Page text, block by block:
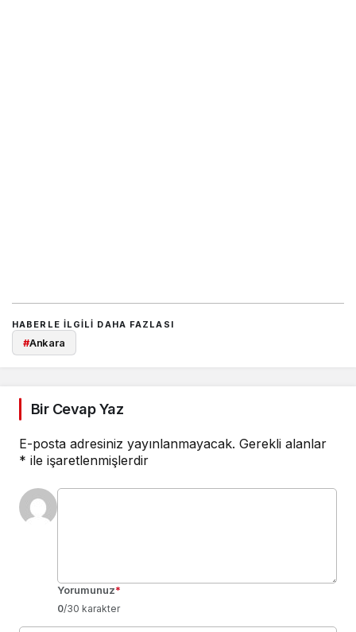
HABERLE ILGILI DAHA FAZLASI
#Ankara
Bir Cevap Yaz
E-posta adresiniz yayınlanmayacak. Gerekli alanlar
* ile işaretlenmişlerdir
Yorumunuz*
0/30 karakter